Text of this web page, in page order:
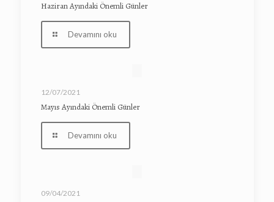
Haziran Ayındaki Önemli Günler
Devamını oku
12/07/2021
Mayıs Ayındaki Önemli Günler
Devamını oku
09/04/2021